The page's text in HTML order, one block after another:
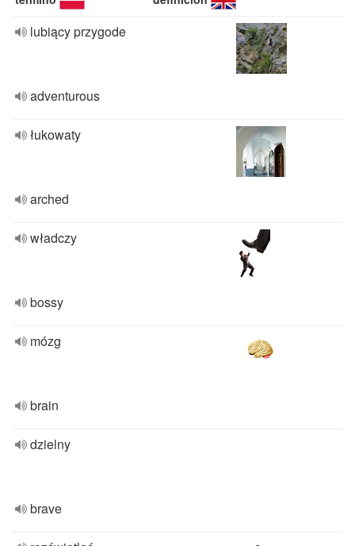
lubiący przygode
adventurous
łukowaty
arched
władczy
bossy
mózg
brain
dzielny
brave